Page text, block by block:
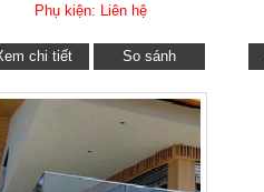
Phụ kiện: Liên hệ
chi tiết So sánh